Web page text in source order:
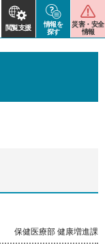
閲覧支援
情報を
探す
災害・安全
情報
保健医療部 健康増進課